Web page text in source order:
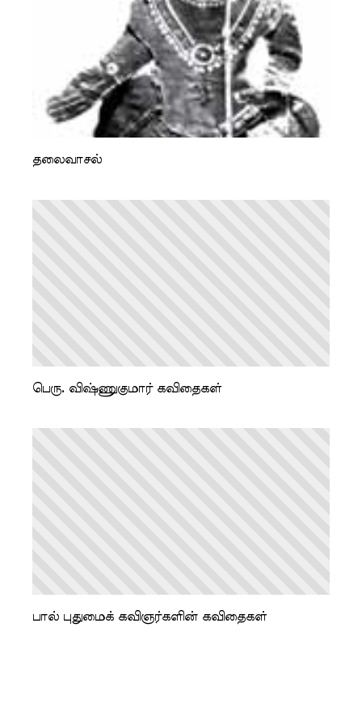
தலைவாசல்
பெரு. விஷ்ணுகுமார் கவிதைகள்
பால் புதுமைக் கவிஞர்களின் கவிதைகள்